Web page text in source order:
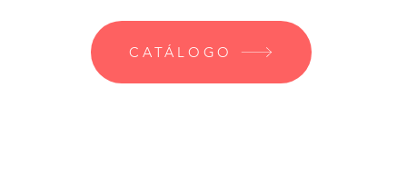
CATÁLOGO